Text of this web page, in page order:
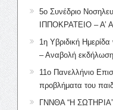
5ο Συνέδριο
ΙΠΠΟΚΡΑΤΕΙΟ – Α’
1η Υβριδική
– Αναβολή
11ο Πανελλήνιο
προβλήματα του
ΓΝΝΘΑ “Η